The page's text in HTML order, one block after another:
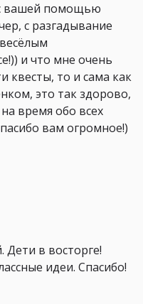
с вашей помощью
с разгадывание
и что мне очень
квесты, то и сама как
это так здорово,
время обо всех
вам огромное!)
Дети в восторге!
идеи. Спасибо!